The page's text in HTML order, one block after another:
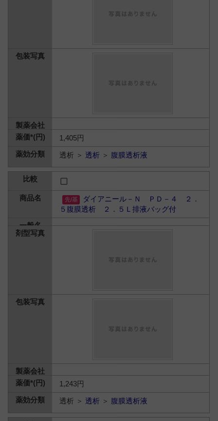
1,405円
透析 ＞透析 ＞ 腹膜透析液
ダイアニール－Ｎ ＰＤ－４ ２．
５腹膜透析 ２．５Ｌ排液バッグ付
1,243円
透析 ＞透析 ＞ 腹膜透析液